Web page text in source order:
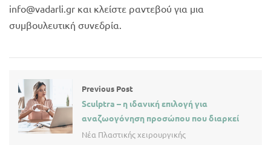
info@vadarli.gr και κλείστε ραντεβού για μια
συμβουλευτική συνεδρία.
Previous Post
Sculptra – η ιδανική επιλογή για
αναζωογόνηση προσώπου που διαρκεί
Νέα Πλαστικής χειρουργικής